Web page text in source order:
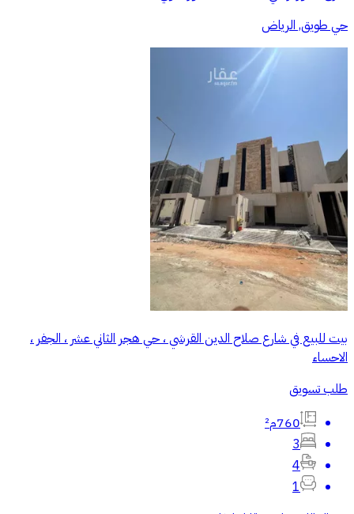
حي طويق, الرياض
بيت للبيع في شارع صلاح الدين القرشي ، حي هجر الثاني عشر ، الجفر ،
الاحساء
طلب تسويق
760م²
3
4
1